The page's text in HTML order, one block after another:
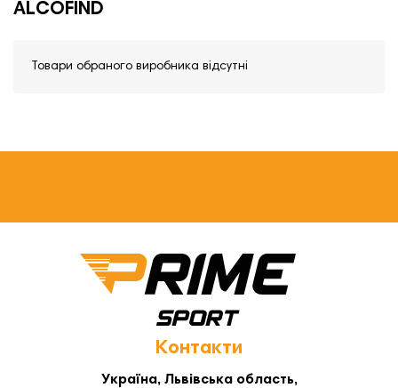
ALCOFIND
Товари обраного виробника відсутні
Контакти
Україна, Львівська область,